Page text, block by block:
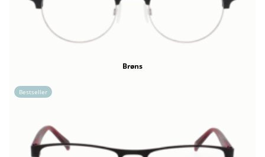
Brøns
Bestseller